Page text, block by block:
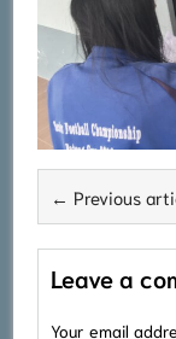
← Previous
Leave a
Your email